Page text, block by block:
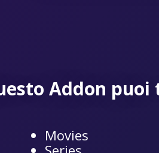
Addon puoi
Movies